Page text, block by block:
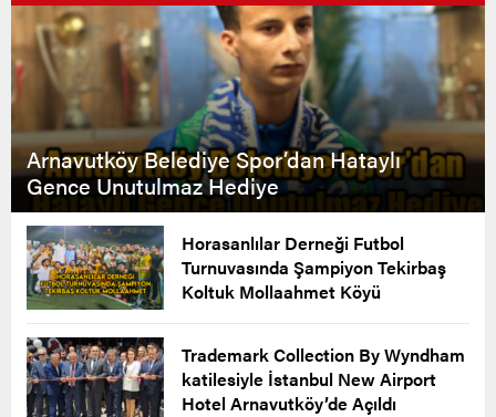
Arnavutköy Belediye Spor’dan Hataylı
Gence Unutulmaz Hediye
Horasanlılar Derneği Futbol
Turnuvasında Şampiyon Tekirbaş
Koltuk Mollaahmet Köyü
Trademark Collection By Wyndham
katilesiyle İstanbul New Airport
Hotel Arnavutköy’de Açıldı